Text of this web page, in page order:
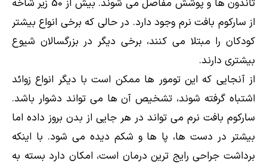
تاندون ها و پوشش مفاصل می شوند. بیش از 50 زیر شاخه
از سارکوم بافت نرم وجود دارد. در حالی که برخی انواع بیشتر
کودکان را مبتلا می کنند، برخی دیگر در بزرگسالان شیوع
بیشتری دارند.
از آنجایی که این تومور ها ممکن است با دیگر انواع زوائد
اشتباه گرفته شوند، تشخیص آن ها می تواند دشوار باشد.
سارکوم بافت نرم می تواند در هر جایی از بدن بروز داده اما
بیشتر در دست ها، پا ها و شکم دیده می شود. با اینکه
برداشت جراحی رایج ترین درمان است، امکان دارد بسته به